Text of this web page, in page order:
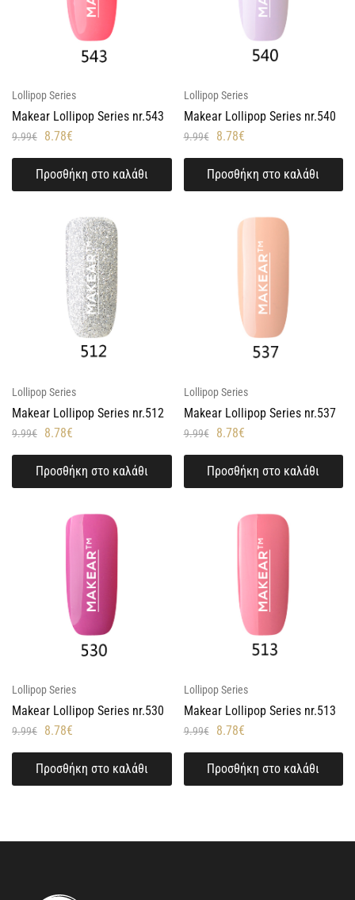
Lollipop Series
Makear Lollipop Series nr.543
9.99€ 8.78€
Προσθήκη στο καλάθι
Lollipop Series
Makear Lollipop Series nr.540
9.99€ 8.78€
Προσθήκη στο καλάθι
Lollipop Series
Makear Lollipop Series nr.512
9.99€ 8.78€
Προσθήκη στο καλάθι
Lollipop Series
Makear Lollipop Series nr.537
9.99€ 8.78€
Προσθήκη στο καλάθι
Lollipop Series
Makear Lollipop Series nr.530
9.99€ 8.78€
Προσθήκη στο καλάθι
Lollipop Series
Makear Lollipop Series nr.513
9.99€ 8.78€
Προσθήκη στο καλάθι